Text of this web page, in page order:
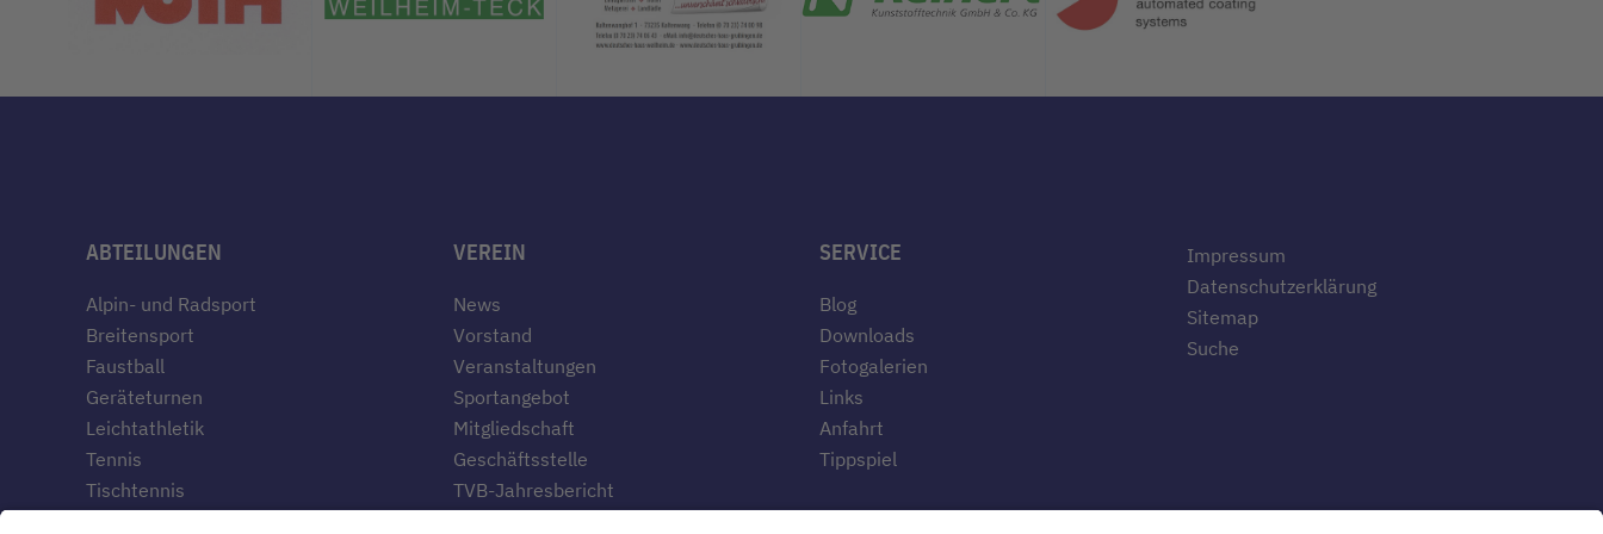
ABTEILUNGEN
Alpin- und Radsport
Breitensport
Faustball
Geräteturnen
Leichtathletik
Tennis
Tischtennis
VEREIN
News
Vorstand
Veranstaltungen
Sportangebot
Mitgliedschaft
Geschäftsstelle
TVB-Jahresbericht
SERVICE
Blog
Downloads
Fotogalerien
Links
Anfahrt
Tippspiel
Impressum
Datenschutzerklärung
Sitemap
Suche